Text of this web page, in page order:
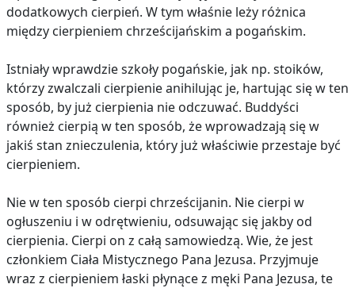
dodatkowych cierpień. W tym właśnie leży różnica
między cierpieniem chrześcijańskim a pogańskim.
Istniały wprawdzie szkoły pogańskie, jak np. stoików,
którzy zwalczali cierpienie anihilując je, hartując się w ten
sposób, by już cierpienia nie odczuwać. Buddyści
również cierpią w ten sposób, że wprowadzają się w
jakiś stan znieczulenia, który już właściwie przestaje być
cierpieniem.
Nie w ten sposób cierpi chrześcijanin. Nie cierpi w
ogłuszeniu i w odrętwieniu, odsuwając się jakby od
cierpienia. Cierpi on z całą samowiedzą. Wie, że jest
członkiem Ciała Mistycznego Pana Jezusa. Przyjmuje
wraz z cierpieniem łaski płynące z męki Pana Jezusa, te